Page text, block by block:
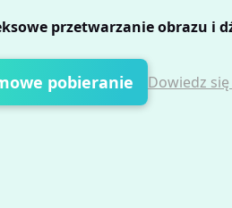
przetwarzanie obrazu i
pobieranie Dowiedz